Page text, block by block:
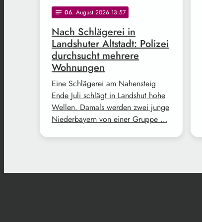
notes 06. August 2026 13:57
Nach Schlägerei in
Landshuter Altstadt: Polizei
durchsucht mehrere
Wohnungen
Eine Schlägerei am Nahensteig
Ende Juli schlägt in Landshut hohe
Wellen. Damals werden zwei junge
Niederbayern von einer Gruppe …